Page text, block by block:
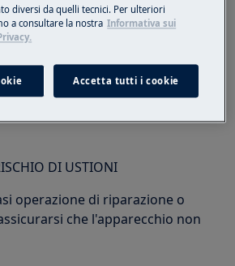
di protezione se esegui
o riparazione che
DI USTIONI
operazione di riparazione o
che l'apparecchio non
diversi da quelli tecnici. Per ulteriori
a consultare la nostra Informativa sui
Accetta tutti i cookie